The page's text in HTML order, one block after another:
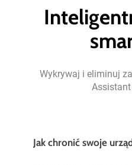
Wykrywaj i eliminuj
Assistant
Jak chronić swoje